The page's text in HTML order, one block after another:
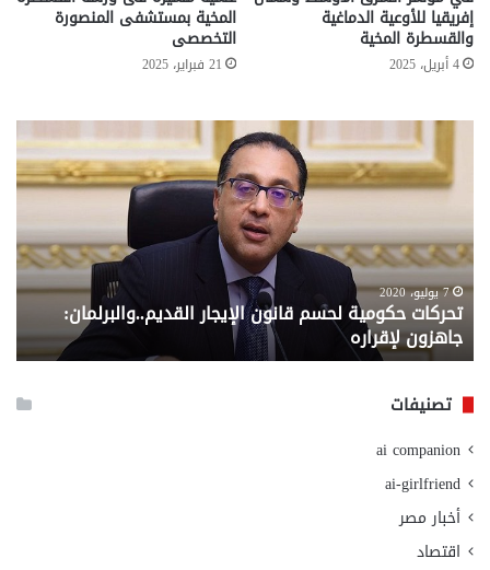
إفريقيا للأوعية الدماغية
والقسطرة المخية
4 أبريل، 2025
المخية بمستشفى المنصورة
التخصصى
21 فبراير، 2025
تحركات
حكومية
لحسم
قانون
القديم..والبرلمان:
جاهزون
لإقراره
7 يوليو، 2020
تحركات حكومية لحسم قانون الإيجار القديم..والبرلمان:
جاهزون لإقراره
..
من
تصنيفات
ai companion
ai-girlfriend
أخبار مصر
اقتصاد